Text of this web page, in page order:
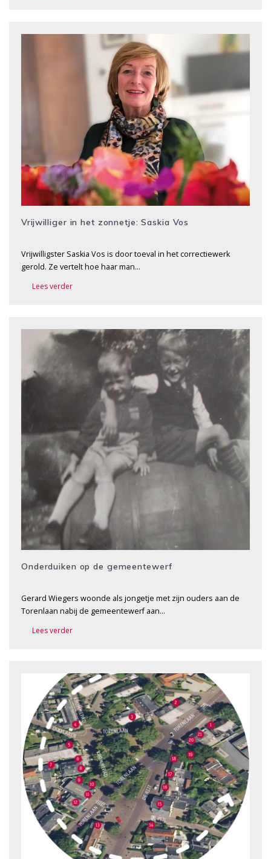
Vrijwilliger in het zonnetje: Saskia Vos
Vrijwilligster Saskia Vos is door toeval in het correctiewerk
gerold. Ze vertelt hoe haar man…
Lees verder
Onderduiken op de gemeentewerf
Gerard Wiegers woonde als jongetje met zijn ouders aan de
Torenlaan nabij de gemeentewerf aan…
Lees verder